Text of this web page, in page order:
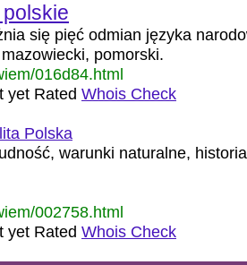
się pięć odmian języka
pomorski.
016d84.html
yet Rated Whois Check
Polska
warunki naturalne,
002758.html
yet Rated Whois Check